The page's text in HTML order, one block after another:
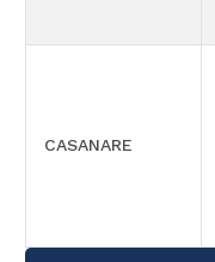
CASANARE